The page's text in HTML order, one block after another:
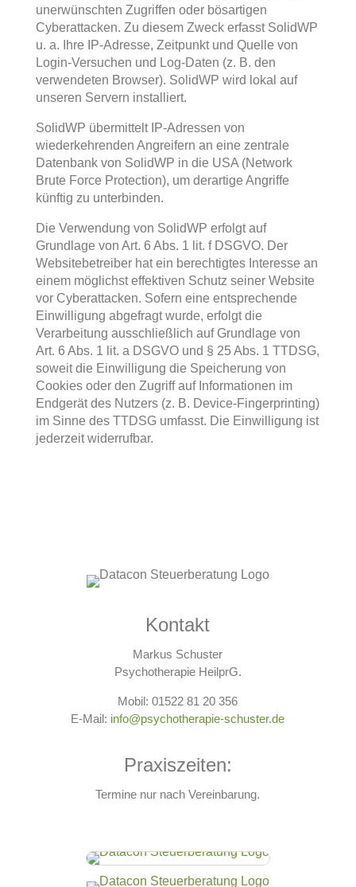
unerwünschten Zugriffen oder bösartigen
Cyberattacken. Zu diesem Zweck erfasst SolidWP
u. a. Ihre IP-Adresse, Zeitpunkt und Quelle von
Login-Versuchen und Log-Daten (z. B. den
verwendeten Browser). SolidWP wird lokal auf
unseren Servern installiert.
SolidWP übermittelt IP-Adressen von
wiederkehrenden Angreifern an eine zentrale
Datenbank von SolidWP in die USA (Network
Brute Force Protection), um derartige Angriffe
künftig zu unterbinden.
Die Verwendung von SolidWP erfolgt auf
Grundlage von Art. 6 Abs. 1 lit. f DSGVO. Der
Websitebetreiber hat ein berechtigtes Interesse an
einem möglichst effektiven Schutz seiner Website
vor Cyberattacken. Sofern eine entsprechende
Einwilligung abgefragt wurde, erfolgt die
Verarbeitung ausschließlich auf Grundlage von
Art. 6 Abs. 1 lit. a DSGVO und § 25 Abs. 1 TTDSG,
soweit die Einwilligung die Speicherung von
Cookies oder den Zugriff auf Informationen im
Endgerät des Nutzers (z. B. Device-Fingerprinting)
im Sinne des TTDSG umfasst. Die Einwilligung ist
jederzeit widerrufbar.
Kontakt
Markus Schuster
Psychotherapie HeilprG.
Mobil: 01522 81 20 356
E-Mail: info@psychotherapie-schuster.de
Praxiszeiten:
Termine nur nach Vereinbarung.